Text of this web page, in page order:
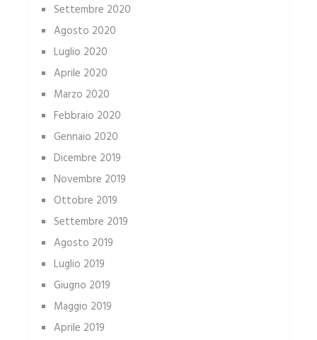
Settembre 2020
Agosto 2020
Luglio 2020
Aprile 2020
Marzo 2020
Febbraio 2020
Gennaio 2020
Dicembre 2019
Novembre 2019
Ottobre 2019
Settembre 2019
Agosto 2019
Luglio 2019
Giugno 2019
Maggio 2019
Aprile 2019